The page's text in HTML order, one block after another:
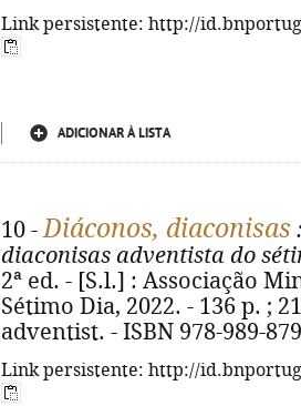
Link persistente: http://
ADICIONAR À LISTA
10 -Diáconos, diaconisas
diaconisas adventista do
2ª ed. - [S.l.] : Associação
Sétimo Dia, 2022. - 136 p. ;
adventist. - ISBN 978-989-
Link persistente: http://